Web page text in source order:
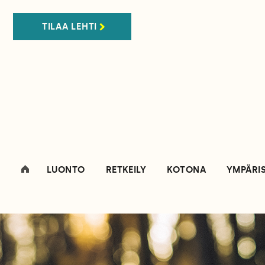
TILAA LEHTI
LUONTO RETKEILY KOTONA